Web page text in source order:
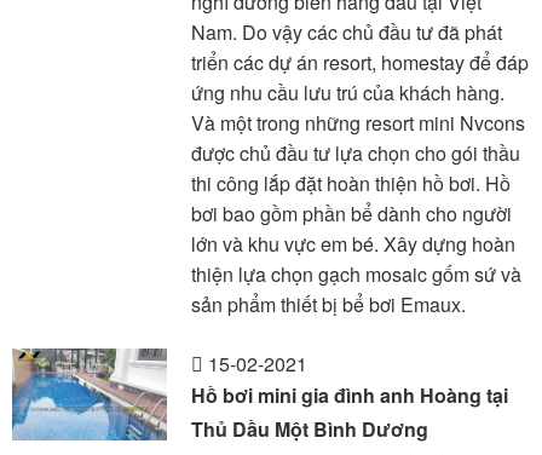
Nam. Do vậy các chủ đầu tư đã phát
triển các dự án resort, homestay để đáp
ứng nhu cầu lưu trú của khách hàng.
Và một trong những resort mini Nvcons
được chủ đầu tư lựa chọn cho gói thầu
thi công lắp đặt hoàn thiện hồ bơi. Hồ
bơi bao gồm phần bể dành cho người
lớn và khu vực em bé. Xây dựng hoàn
thiện lựa chọn gạch mosaic gốm sứ và
sản phẩm thiết bị bể bơi Emaux.
15-02-2021
Hồ bơi mini gia đình anh Hoàng tại
Thủ Dầu Một Bình Dương